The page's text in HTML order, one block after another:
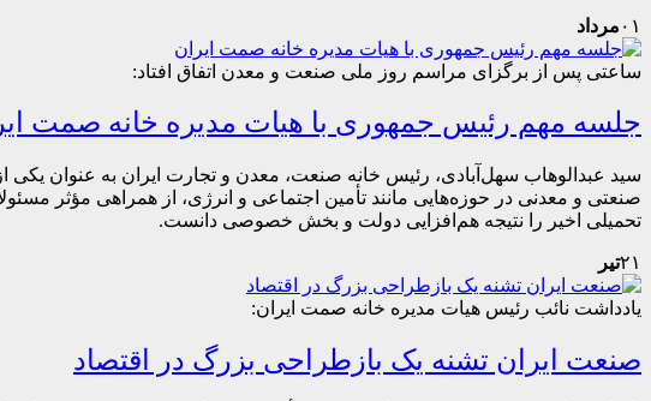
۰۱ مرداد
ساعتی پس از برگزای مراسم روز ملی صنعت و معدن اتفاق افتاد:
جلسه مهم رئیس جمهوری با هیات مدیره خانه صمت
صنعتی و معدنی در حوزه‌هایی مانند تأمین اجتماعی و انرژی، از همراهی مؤثر
تحمیلی اخیر را نتیجه هم‌افزایی دولت و بخش خصوصی دانست.
۲۱تیر
یادداشت نائب رئیس هیات مدیره خانه صمت ایران:
صنعت ایران تشنه یک بازطراحی بزرگ در اقتصاد